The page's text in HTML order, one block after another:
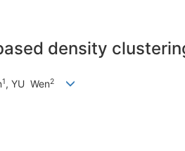
density
1, YU Wen2